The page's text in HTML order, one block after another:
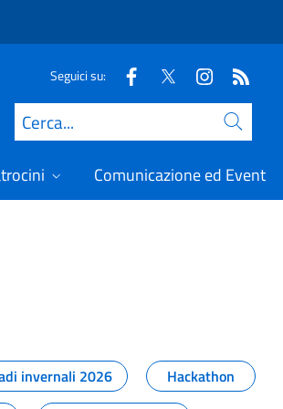
Seguici su:
Cerca
Comunicazione ed Eventi
invernali 2026
Hackathon